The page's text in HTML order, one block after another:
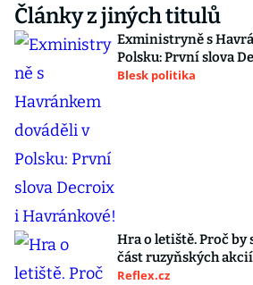
Články z jiných titulů
Exministryně s
Polsku: První slova
Blesk politika
Hra o letiště. Proč by
část ruzyňských
Reflex.cz